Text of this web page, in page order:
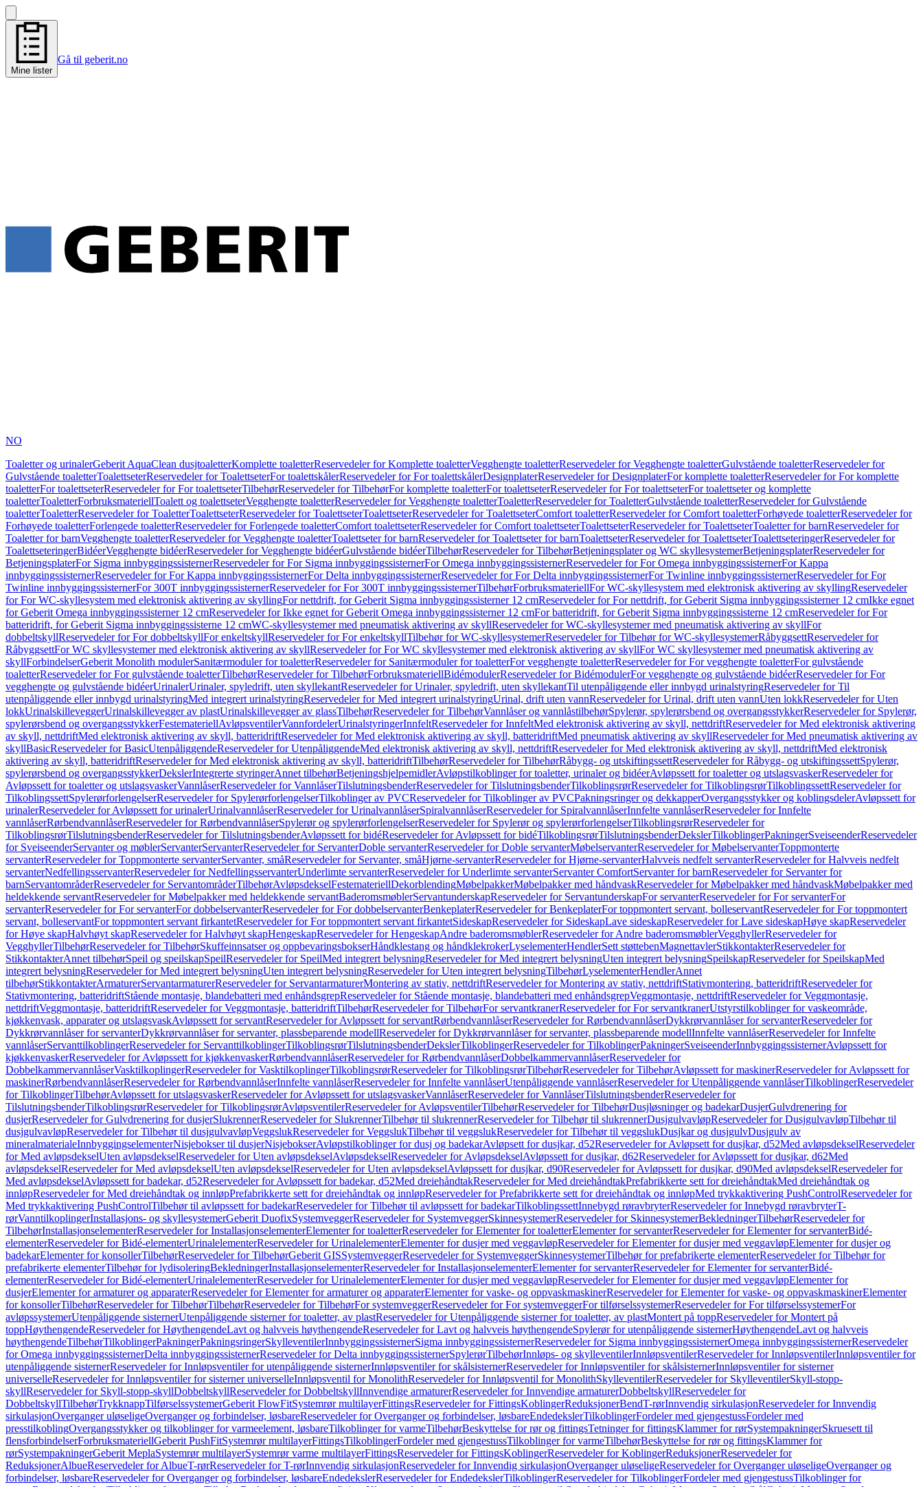
Mine lister
Gå til geberit.no
NO
Toaletter og urinalerGeberit AquaClean dusjtoaletterKomplette toaletterReservedeler for Komplette toaletterVegghengte toaletterReservedeler for Vegghengte toaletterGulvstående toaletterReservedeler for
Gulvstående toaletterToalettseterReservedeler for ToalettseterFor toalettskålerReservedeler for For toalettskålerDesignplaterReservedeler for DesignplaterFor komplette toaletterReservedeler for For komplette
toaletterFor toalettseterReservedeler for For toalettseterTilbehørReservedeler for TilbehørFor komplette toaletterFor toalettseterReservedeler for For toalettseterFor toalettseter og komplette
toaletterToaletterForbruksmateriellToalett og toalettseterVegghengte toaletterReservedeler for Vegghengte toaletterToaletterReservedeler for ToaletterGulvstående toaletterReservedeler for Gulvstående
toaletterToaletterReservedeler for ToaletterToalettseterReservedeler for ToalettseterToalettseterReservedeler for ToalettseterComfort toaletterReservedeler for Comfort toaletterForhøyede toaletterReservedeler for
Forhøyede toaletterForlengede toaletterReservedeler for Forlengede toaletterComfort toalettseterReservedeler for Comfort toalettseterToalettseterReservedeler for ToalettseterToaletter for barnReservedeler for
Toaletter for barnVegghengte toaletterReservedeler for Vegghengte toaletterToalettseter for barnReservedeler for Toalettseter for barnToalettseterReservedeler for ToalettseterToalettseteringerReservedeler for
ToalettseteringerBidéerVegghengte bidéerReservedeler for Vegghengte bidéerGulvstående bidéerTilbehørReservedeler for TilbehørBetjeningsplater og WC skyllesystemerBetjeningsplaterReservedeler for
BetjeningsplaterFor Sigma innbyggingssisternerReservedeler for For Sigma innbyggingssisternerFor Omega innbyggingssisternerReservedeler for For Omega innbyggingssisternerFor Kappa
innbyggingssisternerReservedeler for For Kappa innbyggingssisternerFor Delta innbyggingssisternerReservedeler for For Delta innbyggingssisternerFor Twinline innbyggingssisternerReservedeler for For
Twinline innbyggingssisternerFor 300T innbyggingssisternerReservedeler for For 300T innbyggingssisternerTilbehørForbruksmateriellFor WC-skyllesystem med elektronisk aktivering av skyllingReservedeler
for For WC-skyllesystem med elektronisk aktivering av skyllingFor nettdrift, for Geberit Sigma innbyggingssisterner 12 cmReservedeler for For nettdrift, for Geberit Sigma innbyggingssisterner 12 cmIkke egnet
for Geberit Omega innbyggingssisterner 12 cmReservedeler for Ikke egnet for Geberit Omega innbyggingssisterner 12 cmFor batteridrift, for Geberit Sigma innbyggingssisterne 12 cmReservedeler for For
batteridrift, for Geberit Sigma innbyggingssisterne 12 cmWC-skyllesystemer med pneumatisk aktivering av skyllReservedeler for WC-skyllesystemer med pneumatisk aktivering av skyllFor
dobbeltskyllReservedeler for For dobbeltskyllFor enkeltskyllReservedeler for For enkeltskyllTilbehør for WC-skyllesystemerReservedeler for Tilbehør for WC-skyllesystemerRåbyggsettReservedeler for
RåbyggsettFor WC skyllesystemer med elektronisk aktivering av skyllReservedeler for For WC skyllesystemer med elektronisk aktivering av skyllFor WC skyllesystemer med pneumatisk aktivering av
skyllForbindelserGeberit Monolith modulerSanitærmoduler for toaletterReservedeler for Sanitærmoduler for toaletterFor vegghengte toaletterReservedeler for For vegghengte toaletterFor gulvstående
toaletterReservedeler for For gulvstående toaletterTilbehørReservedeler for TilbehørForbruksmateriellBidémodulerReservedeler for BidémodulerFor vegghengte og gulvstående bidéerReservedeler for For
vegghengte og gulvstående bidéerUrinalerUrinaler, spyledrift, uten skyllekantReservedeler for Urinaler, spyledrift, uten skyllekantTil utenpåliggende eller innbygd urinalstyringReservedeler for Til
utenpåliggende eller innbygd urinalstyringMed integrert urinalstyringReservedeler for Med integrert urinalstyringUrinal, drift uten vannReservedeler for Urinal, drift uten vannUten lokkReservedeler for Uten
lokkUrinalskilleveggerUrinalskillevegger av plastUrinalskillevegger av glassTilbehørReservedeler for TilbehørVannlåser og vannlåstilbehørSpylerør, spylerørsbend og overgangsstykkerReservedeler for Spylerør,
spylerørsbend og overgangsstykkerFestemateriellAvløpsventilerVannfordelerUrinalstyringerInnfeltReservedeler for InnfeltMed elektronisk aktivering av skyll, nettdriftReservedeler for Med elektronisk aktivering
av skyll, nettdriftMed elektronisk aktivering av skyll, batteridriftReservedeler for Med elektronisk aktivering av skyll, batteridriftMed pneumatisk aktivering av skyllReservedeler for Med pneumatisk aktivering av
skyllBasicReservedeler for BasicUtenpåliggendeReservedeler for UtenpåliggendeMed elektronisk aktivering av skyll, nettdriftReservedeler for Med elektronisk aktivering av skyll, nettdriftMed elektronisk
aktivering av skyll, batteridriftReservedeler for Med elektronisk aktivering av skyll, batteridriftTilbehørReservedeler for TilbehørRåbygg- og utskiftingssettReservedeler for Råbygg- og utskiftingssettSpylerør,
spylerørsbend og overgangsstykkerDekslerIntegrerte styringerAnnet tilbehørBetjeningshjelpemidlerAvløpstilkoblinger for toaletter, urinaler og bidéerAvløpssett for toaletter og utslagsvaskerReservedeler for
Avløpssett for toaletter og utslagsvaskerVannlåserReservedeler for VannlåserTilslutningsbenderReservedeler for TilslutningsbenderTilkoblingsrørReservedeler for TilkoblingsrørTilkoblingssettReservedeler for
TilkoblingssettSpylerørforlengelserReservedeler for SpylerørforlengelserTilkoblinger av PVCReservedeler for Tilkoblinger av PVCPakningsringer og dekkapperOvergangsstykker og koblingsdelerAvløpssett for
urinalerReservedeler for Avløpssett for urinalerUrinalvannlåserReservedeler for UrinalvannlåserSpiralvannlåserReservedeler for SpiralvannlåserInnfelte vannlåserReservedeler for Innfelte
vannlåserRørbendvannlåserReservedeler for RørbendvannlåserSpylerør og spylerørforlengelserReservedeler for Spylerør og spylerørforlengelserTilkoblingsrørReservedeler for
TilkoblingsrørTilslutningsbenderReservedeler for TilslutningsbenderAvløpssett for bidéReservedeler for Avløpssett for bidéTilkoblingsrørTilslutningsbenderDekslerTilkoblingerPakningerSveiseenderReservedeler
for SveiseenderServanter og møblerServanterServanterReservedeler for ServanterDoble servanterReservedeler for Doble servanterMøbelservanterReservedeler for MøbelservanterToppmonterte
servanterReservedeler for Toppmonterte servanterServanter, småReservedeler for Servanter, småHjørne-servanterReservedeler for Hjørne-servanterHalvveis nedfelt servanterReservedeler for Halvveis nedfelt
servanterNedfellingsservanterReservedeler for NedfellingsservanterUnderlimte servanterReservedeler for Underlimte servanterServanter ComfortServanter for barnReservedeler for Servanter for
barnServantområderReservedeler for ServantområderTilbehørAvløpsdekselFestemateriellDekorblendingMøbelpakkerMøbelpakker med håndvaskReservedeler for Møbelpakker med håndvaskMøbelpakker med
heldekkende servantReservedeler for Møbelpakker med heldekkende servantBaderomsmøblerServantunderskapReservedeler for ServantunderskapFor servanterReservedeler for For servanterFor
servanterReservedeler for For servanterFor dobbelservanterReservedeler for For dobbelservanterBenkeplaterReservedeler for BenkeplaterFor toppmontert servant, bolleservantReservedeler for For toppmontert
servant, bolleservantFor toppmontert servant firkantetReservedeler for For toppmontert servant firkantetSideskapReservedeler for SideskapLave sideskapReservedeler for Lave sideskapHøye skapReservedeler
for Høye skapHalvhøyt skapReservedeler for Halvhøyt skapHengeskapReservedeler for HengeskapAndre baderomsmøblerReservedeler for Andre baderomsmøblerVegghyllerReservedeler for
VegghyllerTilbehørReservedeler for TilbehørSkuffeinnsatser og oppbevaringsbokserHåndklestang og håndklekrokerLyselementerHendlerSett støttebenMagnettavlerStikkontakterReservedeler for
StikkontakterAnnet tilbehørSpeil og speilskapSpeilReservedeler for SpeilMed integrert belysningReservedeler for Med integrert belysningUten integrert belysningSpeilskapReservedeler for SpeilskapMed
integrert belysningReservedeler for Med integrert belysningUten integrert belysningReservedeler for Uten integrert belysningTilbehørLyselementerHendlerAnnet
tilbehørStikkontakterArmaturerServantarmaturerReservedeler for ServantarmaturerMontering av stativ, nettdriftReservedeler for Montering av stativ, nettdriftStativmontering, batteridriftReservedeler for
Stativmontering, batteridriftStående montasje, blandebatteri med enhåndsgrepReservedeler for Stående montasje, blandebatteri med enhåndsgrepVeggmontasje, nettdriftReservedeler for Veggmontasje,
nettdriftVeggmontasje, batteridriftReservedeler for Veggmontasje, batteridriftTilbehørReservedeler for TilbehørFor servantkranerReservedeler for For servantkranerUtstyrstilkoblinger for vaskeområde,
kjøkkenvask, apparater og utslagsvaskAvløpssett for servantReservedeler for Avløpssett for servantRørbendvannlåserReservedeler for RørbendvannlåserDykkrørvannlåser for servanterReservedeler for
Dykkrørvannlåser for servanterDykkrørvannlåser for servanter, plassbeparende modellReservedeler for Dykkrørvannlåser for servanter, plassbeparende modellInnfelte vannlåserReservedeler for Innfelte
vannlåserServanttilkoblingerReservedeler for ServanttilkoblingerTilkoblingsrørTilslutningsbenderDekslerTilkoblingerReservedeler for TilkoblingerPakningerSveiseenderInnbyggingssisternerAvløpssett for
kjøkkenvaskerReservedeler for Avløpssett for kjøkkenvaskerRørbendvannlåserReservedeler for RørbendvannlåserDobbelkammervannlåserReservedeler for
DobbelkammervannlåserVasktilkoplingerReservedeler for VasktilkoplingerTilkoblingsrørReservedeler for TilkoblingsrørTilbehørReservedeler for TilbehørAvløpssett for maskinerReservedeler for Avløpssett for
maskinerRørbendvannlåserReservedeler for RørbendvannlåserInnfelte vannlåserReservedeler for Innfelte vannlåserUtenpåliggende vannlåserReservedeler for Utenpåliggende vannlåserTilkoblingerReservedeler
for TilkoblingerTilbehørAvløpssett for utslagsvaskerReservedeler for Avløpssett for utslagsvaskerVannlåserReservedeler for VannlåserTilslutningsbenderReservedeler for
TilslutningsbenderTilkoblingsrørReservedeler for TilkoblingsrørAvløpsventilerReservedeler for AvløpsventilerTilbehørReservedeler for TilbehørDusjløsninger og badekarDusjerGulvdrenering for
dusjerReservedeler for Gulvdrenering for dusjerSlukrennerReservedeler for SlukrennerTilbehør til slukrennerReservedeler for Tilbehør til slukrennerDusjgulvavløpReservedeler for DusjgulvavløpTilbehør til
dusjgulvavløpReservedeler for Tilbehør til dusjgulvavløpVeggslukReservedeler for VeggslukTilbehør til veggslukReservedeler for Tilbehør til veggslukDusjkar og dusjgulvDusjgulv av
mineralmaterialeInnbyggingselementerNisjebokser til dusjerNisjebokserAvløpstilkoblinger for dusj og badekarAvløpsett for dusjkar, d52Reservedeler for Avløpsett for dusjkar, d52Med avløpsdekselReservedeler
for Med avløpsdekselUten avløpsdekselReservedeler for Uten avløpsdekselAvløpsdekselReservedeler for AvløpsdekselAvløpssett for dusjkar, d62Reservedeler for Avløpssett for dusjkar, d62Med
avløpsdekselReservedeler for Med avløpsdekselUten avløpsdekselReservedeler for Uten avløpsdekselAvløpssett for dusjkar, d90Reservedeler for Avløpssett for dusjkar, d90Med avløpsdekselReservedeler for
Med avløpsdekselAvløpssett for badekar, d52Reservedeler for Avløpssett for badekar, d52Med dreiehåndtakReservedeler for Med dreiehåndtakPrefabrikkerte sett for dreiehåndtakMed dreiehåndtak og
innløpReservedeler for Med dreiehåndtak og innløpPrefabrikkerte sett for dreiehåndtak og innløpReservedeler for Prefabrikkerte sett for dreiehåndtak og innløpMed trykkaktivering PushControlReservedeler for
Med trykkaktivering PushControlTilbehør til avløpssett for badekarReservedeler for Tilbehør til avløpssett for badekarTilkoblingssettInnebygd røravbryterReservedeler for Innebygd røravbryterT-
rørVanntilkoplingerInstallasjons- og skyllesystemerGeberit DuofixSystemveggerReservedeler for SystemveggerSkinnesystemerReservedeler for SkinnesystemerBekledningerTilbehørReservedeler for
TilbehørInstallasjonselementerReservedeler for InstallasjonselementerElementer for toaletterReservedeler for Elementer for toaletterElementer for servanterReservedeler for Elementer for servanterBidé-
elementerReservedeler for Bidé-elementerUrinalelementerReservedeler for UrinalelementerElementer for dusjer med veggavløpReservedeler for Elementer for dusjer med veggavløpElementer for dusjer og
badekarElementer for konsollerTilbehørReservedeler for TilbehørGeberit GISSystemveggerReservedeler for SystemveggerSkinnesystemerTilbehør for prefabrikerte elementerReservedeler for Tilbehør for
prefabrikerte elementerTilbehør for lydisoleringBekledningerInstallasjonselementerReservedeler for InstallasjonselementerElementer for servanterReservedeler for Elementer for servanterBidé-
elementerReservedeler for Bidé-elementerUrinalelementerReservedeler for UrinalelementerElementer for dusjer med veggavløpReservedeler for Elementer for dusjer med veggavløpElementer for
dusjerElementer for armaturer og apparaterReservedeler for Elementer for armaturer og apparaterElementer for vaske- og oppvaskmaskinerReservedeler for Elementer for vaske- og oppvaskmaskinerElementer
for konsollerTilbehørReservedeler for TilbehørTilbehørReservedeler for TilbehørFor systemveggerReservedeler for For systemveggerFor tilførselssystemerReservedeler for For tilførselssystemerFor
avløpssystemerUtenpåliggende sisternerUtenpåliggende sisterner for toaletter, av plastReservedeler for Utenpåliggende sisterner for toaletter, av plastMontert på toppReservedeler for Montert på
toppHøythengendeReservedeler for HøythengendeLavt og halvveis høythengendeReservedeler for Lavt og halvveis høythengendeSpylerør for utenpåliggende sisternerHøythengendeLavt og halvveis
høythengendeTilbehørTilkoblingerPakningerPakningsringerSkylleventilerInnbyggingssisternerSigma innbyggingssisternerReservedeler for Sigma innbyggingssisternerOmega innbyggingssisternerReservedeler
for Omega innbyggingssisternerDelta innbyggingssisternerReservedeler for Delta innbyggingssisternerSpylerørTilbehørInnløps- og skylleventilerInnløpsventilerReservedeler for InnløpsventilerInnløpsventiler for
utenpåliggende sisternerReservedeler for Innløpsventiler for utenpåliggende sisternerInnløpsventiler for skålsisternerReservedeler for Innløpsventiler for skålsisternerInnløpsventiler for sisterner
universelleReservedeler for Innløpsventiler for sisterner universelleInnløpsventil for MonolithReservedeler for Innløpsventil for MonolithSkylleventilerReservedeler for SkylleventilerSkyll-stopp-
skyllReservedeler for Skyll-stopp-skyllDobbeltskyllReservedeler for DobbeltskyllInnvendige armaturerReservedeler for Innvendige armaturerDobbeltskyllReservedeler for
DobbeltskyllTilbehørTrykknappTilførselssystemerGeberit FlowFitSystemrør multilayerFittingsReservedeler for FittingsKoblingerReduksjonerBendT-rørInnvendig sirkulasjonReservedeler for Innvendig
sirkulasjonOverganger uløseligeOverganger og forbindelser, løsbareReservedeler for Overganger og forbindelser, løsbareEndedekslerTilkoblingerFordeler med gjengestussFordeler med
presstilkoblingOvergangsstykker og tilkoblinger for varmeelement, løsbareTilkoblinger for varmeTilbehørBeskyttelse for rør og fittingsTetninger for fittingsKlammer for rørSystempakningerSkruesett til
flensforbindelserForbruksmateriellGeberit PushFitSystemrør multilayerFittingsTilkoblingerFordeler med gjengestussTilkoblinger for varmeTilbehørBeskyttelse for rør og fittingsKlammer for
rørSystempakningerGeberit MeplaSystemrør multilayerSystemrør varme multilayerFittingsReservedeler for FittingsKoblingerReservedeler for KoblingerReduksjonerReservedeler for
ReduksjonerAlbueReservedeler for AlbueT-rørReservedeler for T-rørInnvendig sirkulasjonReservedeler for Innvendig sirkulasjonOverganger uløseligeReservedeler for Overganger uløseligeOverganger og
forbindelser, løsbareReservedeler for Overganger og forbindelser, løsbareEndedekslerReservedeler for EndedekslerTilkoblingerReservedeler for TilkoblingerFordeler med gjengestussTilkoblinger for